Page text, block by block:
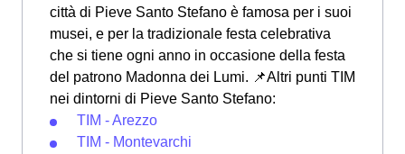
città di Pieve Santo Stefano è famosa per i suoi
musei, e per la tradizionale festa celebrativa
che si tiene ogni anno in occasione della festa
del patrono Madonna dei Lumi. 📌Altri punti TIM
nei dintorni di Pieve Santo Stefano:
TIM - Arezzo
TIM - Montevarchi